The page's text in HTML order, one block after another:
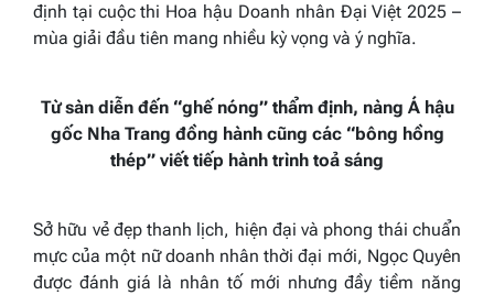
định tại cuộc thi Hoa hậu Doanh nhân Đại Việt 2025 –
mùa giải đầu tiên mang nhiều kỳ vọng và ý nghĩa.
Từ sàn diễn đến “ghế nóng” thẩm định, nàng Á hậu
gốc Nha Trang đồng hành cũng các “bông hồng
thép” viết tiếp hành trình toả sáng
Sở hữu vẻ đẹp thanh lịch, hiện đại và phong thái chuẩn
mực của một nữ doanh nhân thời đại mới, Ngọc Quyên
được đánh giá là nhân tố mới nhưng đầy tiềm năng